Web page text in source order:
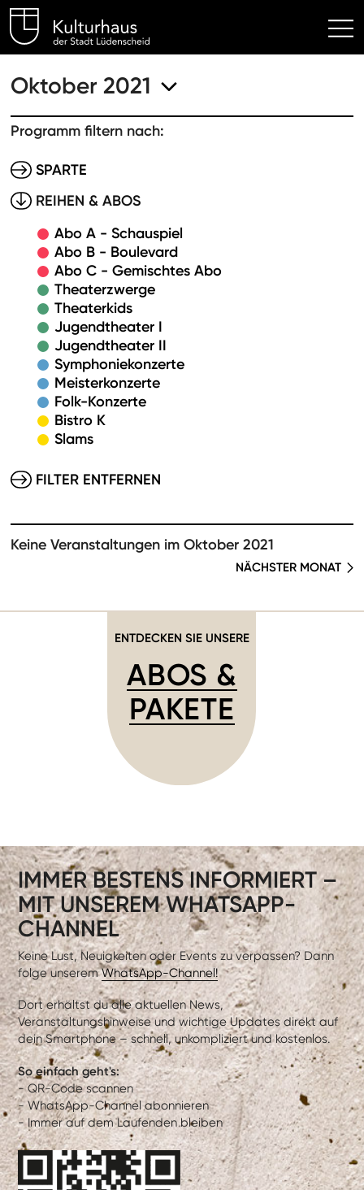
Kulturhaus Lüdenscheid
Oktober 2021
Programm filtern nach:
SPARTE
REIHEN & ABOS
Abo A - Schauspiel
Abo B - Boulevard
Abo C - Gemischtes Abo
Theaterzwerge
Theaterkids
Jugendtheater I
Jugendtheater II
Symphoniekonzerte
Meisterkonzerte
Folk-Konzerte
Bistro K
Slams
FILTER ENTFERNEN
Keine Veranstaltungen im Oktober 2021
NÄCHSTER MONAT
ENTDECKEN SIE UNSERE
ABOS &
PAKETE
IMMER BESTENS INFORMIERT –
MIT UNSEREM WHATSAPP-
CHANNEL
Keine Lust, Neuigkeiten oder Events zu verpassen? Dann
folge unseremWhatsApp-Channel!
Dort erhältst du alle aktuellen News,
Veranstaltungshinweise und wichtige Updates direkt auf
dein Smartphone – schnell, unkompliziert und kostenlos.
So einfach geht's:
- QR-Code scannen
- WhatsApp-Channel abonnieren
- Immer auf dem Laufenden bleiben